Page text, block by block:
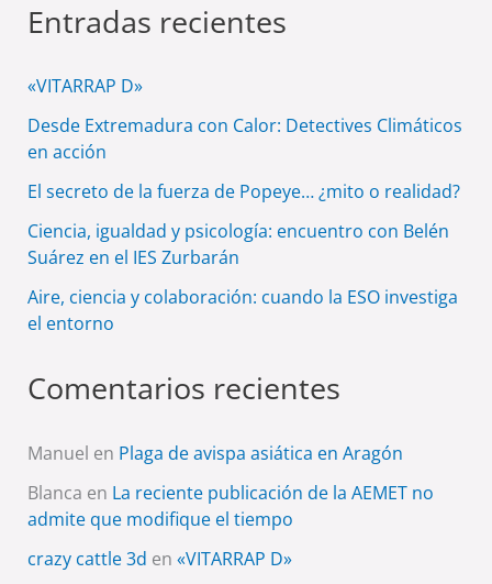
Entradas recientes
«VITARRAP D»
Desde Extremadura con Calor: Detectives Climáticos
en acción
El secreto de la fuerza de Popeye… ¿mito o realidad?
Ciencia, igualdad y psicología: encuentro con Belén
Suárez en el IES Zurbarán
Aire, ciencia y colaboración: cuando la ESO investiga
el entorno
Comentarios recientes
Manuel en Plaga de avispa asiática en Aragón
Blanca en La reciente publicación de la AEMET no
admite que modifique el tiempo
crazy cattle 3d en «VITARRAP D»